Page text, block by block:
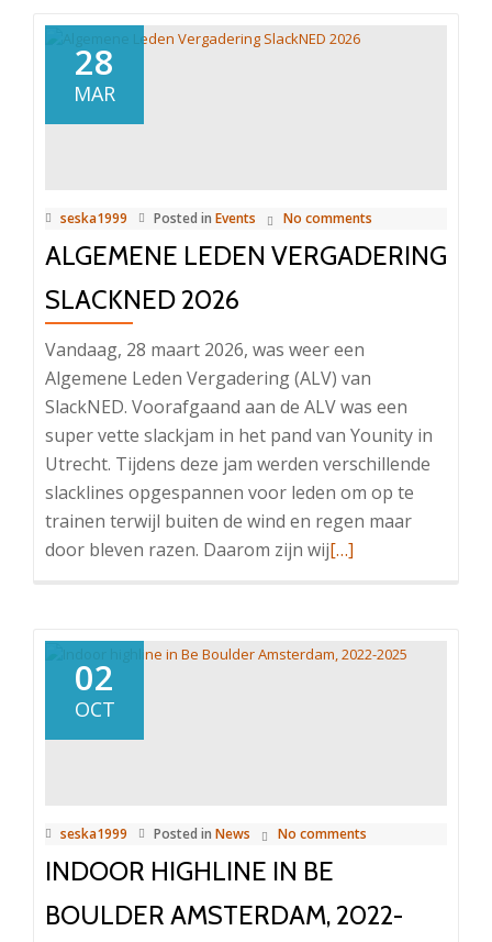
28
MAR
seska1999 Posted in Events No comments
ALGEMENE LEDEN VERGADERING
SLACKNED 2026
Vandaag, 28 maart 2026, was weer een
Algemene Leden Vergadering (ALV) van
SlackNED. Voorafgaand aan de ALV was een
super vette slackjam in het pand van Younity in
Utrecht. Tijdens deze jam werden verschillende
slacklines opgespannen voor leden om op te
trainen terwijl buiten de wind en regen maar
door bleven razen. Daarom zijn wijRead
Leden
[…]
02
OCT
seska1999 Posted in News No comments
INDOOR HIGHLINE IN BE
BOULDER AMSTERDAM, 2022-